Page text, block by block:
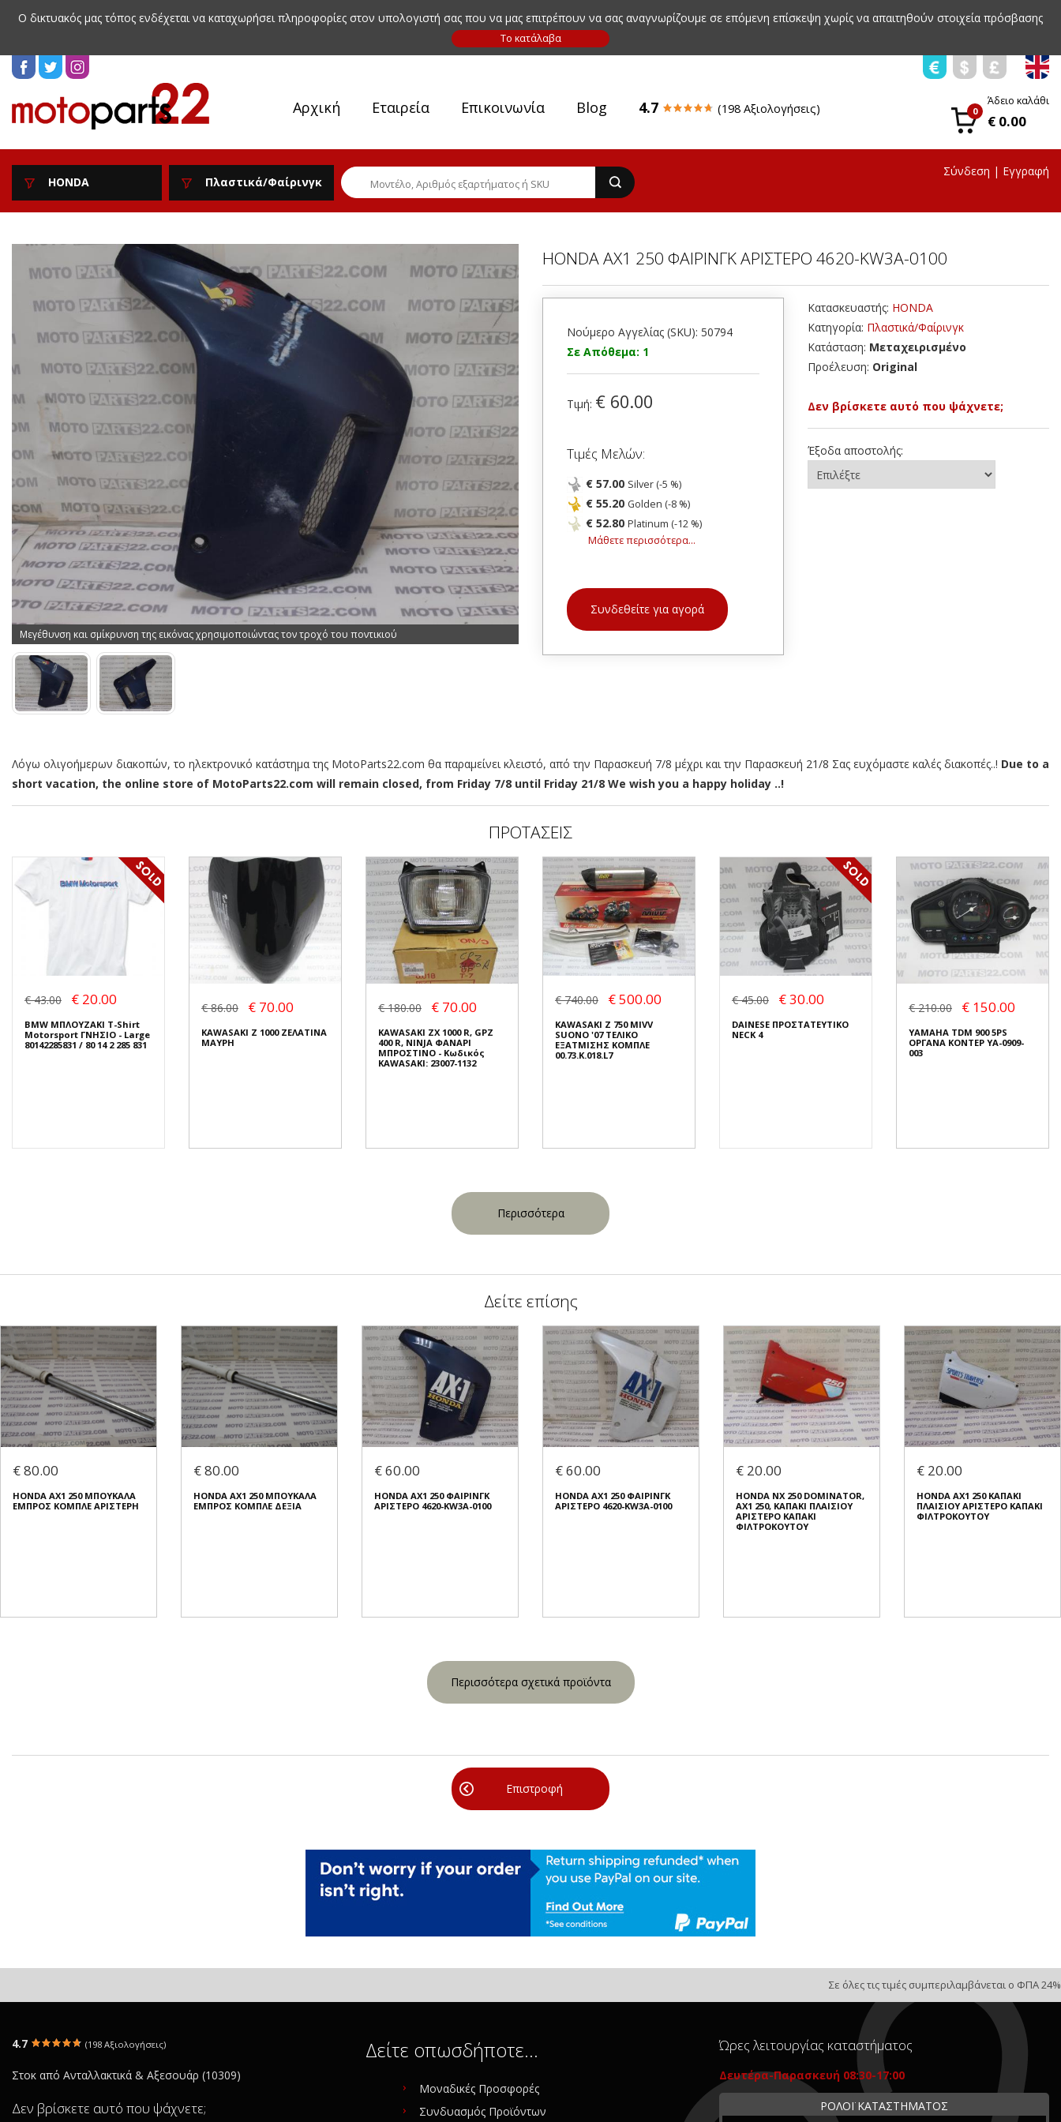
Ο δικτυακός μας τόπος ενδέχεται να καταχωρήσει πληροφορίες στον υπολογιστή σας που να μας επιτρέπουν να σας αναγνωρίζουμε σε επόμενη επίσκεψη χωρίς να απαιτηθούν στοιχεία πρόσβασης
Αρχική Εταιρεία Επικοινωνία Blog 4.7 (198 Αξιολογήσεις) 0
Άδειο καλάθι
€ 0.00
HONDA Πλαστικά/Φαίρινγκ
Σύνδεση | Εγγραφή
Μεγέθυνση και σμίκρυνση της εικόνας χρησιμοποιώντας τον τροχό του ποντικιού
HONDA AX1 250 ΦΑΙΡΙΝΓΚ ΑΡΙΣΤΕΡΟ 4620-KW3A-0100
Νούμερο Αγγελίας (SKU): 50794
Σε Απόθεμα: 1
Τιμή: € 60.00
Τιμές Μελών:
€ 57.00 Silver (-5 %)
€ 55.20 Golden (-8 %)
€ 52.80 Platinum (-12 %)
Μάθετε περισσότερα...
Συνδεθείτε για αγορά
Κατασκευαστής: HONDA
Κατηγορία: Πλαστικά/Φαίρινγκ
Κατάσταση: Μεταχειρισμένο
Προέλευση: Original
Δεν βρίσκετε αυτό που ψάχνετε;
Έξοδα αποστολής:
Λόγω ολιγοήμερων διακοπών, το ηλεκτρονικό κατάστημα της MotoParts22.com θα παραμείνει κλειστό, από την Παρασκευή 7/8 μέχρι και την Παρασκευή 21/8 Σας ευχόμαστε καλές διακοπές..! Due to a
short vacation, the online store of MotoParts22.com will remain closed, from Friday 7/8 until Friday 21/8 We wish you a happy holiday ..!
ΠΡΟΤΑΣΕΙΣ
€ 43.00 € 20.00
BMW ΜΠΛΟΥΖΑΚΙ T-Shirt
Motorsport ΓΝΗΣΙΟ - Large
80142285831 / 80 14 2 285 831
€ 86.00 € 70.00
KAWASAKI Z 1000 ΖΕΛΑΤΙΝΑ
ΜΑΥΡΗ
€ 180.00 € 70.00
KAWASAKI ZX 1000 R, GPZ
400 R, NINJA ΦΑΝΑΡΙ
ΜΠΡΟΣΤΙΝΟ - Κωδικός
KAWASAKI: 23007-1132
€ 740.00 € 500.00
KAWASAKI Z 750 MIVV
SUONO '07 ΤΕΛΙΚΟ
ΕΞΑΤΜΙΣΗΣ ΚΟΜΠΛΕ
00.73.K.018.L7
€ 45.00 € 30.00
DAINESE ΠΡΟΣΤΑΤΕΥΤΙΚΟ
NECK 4
€ 210.00 € 150.00
YAMAHA TDM 900 5PS
ΟΡΓΑΝΑ ΚΟΝΤΕΡ YA-0909-
003
Περισσότερα
Δείτε επίσης
€ 80.00
HONDA AX1 250 ΜΠΟΥΚΑΛΑ
ΕΜΠΡΟΣ ΚΟΜΠΛΕ ΑΡΙΣΤΕΡΗ
€ 80.00
HONDA AX1 250 ΜΠΟΥΚΑΛΑ
ΕΜΠΡΟΣ ΚΟΜΠΛΕ ΔΕΞΙΑ
€ 60.00
HONDA AX1 250 ΦΑΙΡΙΝΓΚ
ΑΡΙΣΤΕΡΟ 4620-KW3A-0100
€ 60.00
HONDA AX1 250 ΦΑΙΡΙΝΓΚ
ΑΡΙΣΤΕΡΟ 4620-KW3A-0100
€ 20.00
HONDA NX 250 DOMINATOR,
AX1 250, ΚΑΠΑΚΙ ΠΛΑΙΣΙΟΥ
ΑΡΙΣΤΕΡΟ ΚΑΠΑΚΙ
ΦΙΛΤΡΟΚΟΥΤΟΥ
€ 20.00
HONDA AX1 250 ΚΑΠΑΚΙ
ΠΛΑΙΣΙΟΥ ΑΡΙΣΤΕΡΟ ΚΑΠΑΚΙ
ΦΙΛΤΡΟΚΟΥΤΟΥ
Περισσότερα σχετικά προϊόντα
Επιστροφή
Σε όλες τις τιμές συμπεριλαμβάνεται ο ΦΠΑ 24%
4.7 (198 Αξιολογήσεις)
Στοκ από Ανταλλακτικά & Αξεσουάρ (10309)
Δεν βρίσκετε αυτό που ψάχνετε;
Δείτε οπωσδήποτε…
Μοναδικές Προσφορές
Συνδυασμός Προϊόντων
Ώρες λειτουργίας καταστήματος
Δευτέρα-Παρασκευή 08:30-17:00
ΡΟΛΟΪ ΚΑΤΑΣΤΗΜΑΤΟΣ